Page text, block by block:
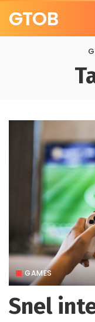
GTOB
GAMES
Snel